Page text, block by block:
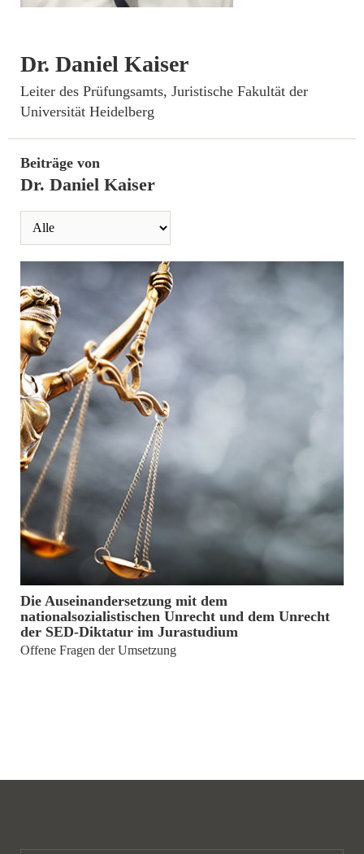
Dr. Daniel Kaiser
­Leiter des Prüfungsamts, Juristische Fakultät der
Universität Heidelberg
Beiträge von
Dr. Daniel Kaiser
8. Juli 2021
Die Auseinandersetzung mit dem
nationalsozialistischen Unrecht und dem Unrecht
der SED-Diktatur im Jurastudium
Offene Fragen der Umsetzung